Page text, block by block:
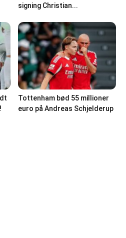
signing Christian...
Tottenham bød 55 millioner
euro på Andreas Schjelderup